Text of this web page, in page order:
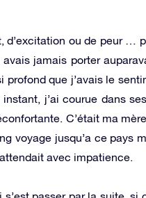
ou de peur …
jamais porter
que j’avais le
j’ai courue dans
C’était ma
voyage jusqu’a ce pays
avec impatience.